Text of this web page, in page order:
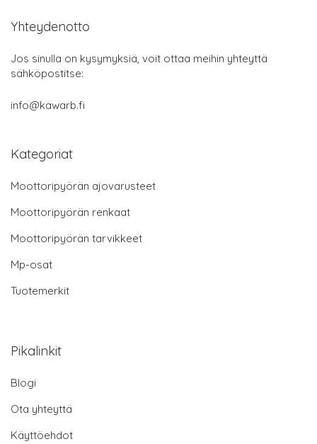
Yhteydenotto
Jos sinulla on kysymyksiä, voit ottaa meihin yhteyttä
sähköpostitse:
info@kawarb.fi
Kategoriat
Moottoripyörän ajovarusteet
Moottoripyörän renkaat
Moottoripyörän tarvikkeet
Mp-osat
Tuotemerkit
Pikalinkit
Blogi
Ota yhteyttä
Käyttöehdot